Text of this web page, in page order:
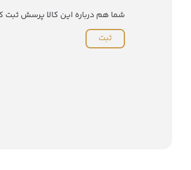
شما هم درباره این کالا پرسش ثبت
ثبت